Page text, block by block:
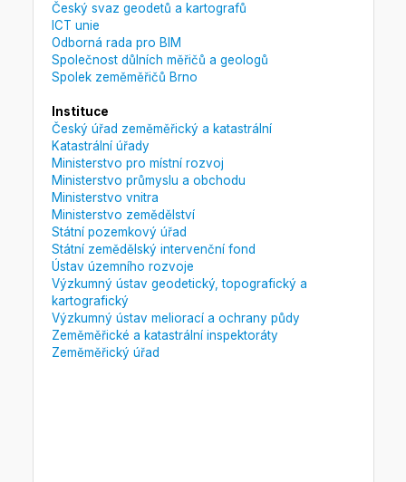
Český svaz geodetů a kartografů
ICT unie
Odborná rada pro BIM
Společnost důlních měřičů a geologů
Spolek zeměměřičů Brno
Instituce
Český úřad zeměměřický a katastrální
Katastrální úřady
Ministerstvo pro místní rozvoj
Ministerstvo průmyslu a obchodu
Ministerstvo vnitra
Ministerstvo zemědělství
Státní pozemkový úřad
Státní zemědělský intervenční fond
Ústav územního rozvoje
Výzkumný ústav geodetický, topografický a
kartografický
Výzkumný ústav meliorací a ochrany půdy
Zeměměřické a katastrální inspektoráty
Zeměměřický úřad